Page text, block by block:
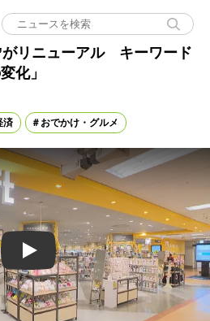
リニューアル キーワード
化」
済 おでかけ・グルメ
Play